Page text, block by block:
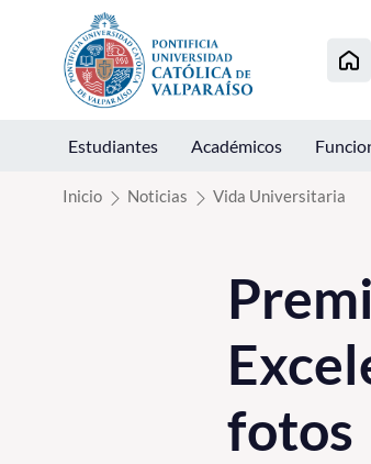
Click acá para ir directamente al contenido
Estudiantes Académicos
Inicio Noticias Vida Universitaria
fotos